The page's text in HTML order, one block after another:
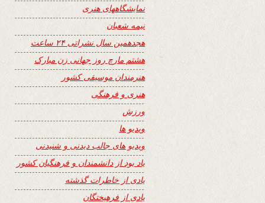
نمایشگاههای هنری
نیمه شعبان
هجدهمین سال نشراتی ۲۴ ساعت
هشتم مارچ روز جهانی زن مبارک
هنرمندان موسیقی کشور
هنری و فرهنگی
ورزش
ویدیو ها
ویدیو های جالب دیدنی و شنیدنی
یاد بود از دانشمندان و فرهنگیان کشور
یادی از خاطرات گذشته
یادی از فرهیختگان